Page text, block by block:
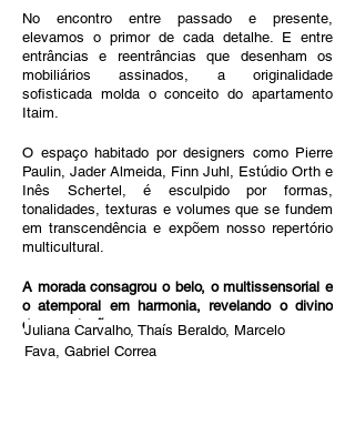
No encontro entre passado e presente,
elevamos o primor de cada detalhe. E entre
entrâncias e reentrâncias que desenham os
mobiliários assinados, a originalidade
sofisticada molda o conceito do apartamento
Itaim.
O espaço habitado por designers como Pierre
Paulin, Jader Almeida, Finn Juhl, Estúdio Orth e
Inês Schertel, é esculpido por formas,
tonalidades, texturas e volumes que se fundem
em transcendência e expõem nosso repertório
multicultural.
A morada consagrou o belo, o multissensorial e
o atemporal em harmonia, revelando o divino
dessa criação.
Juliana Carvalho, Thaís Beraldo, Marcelo
Fava, Gabriel Correa